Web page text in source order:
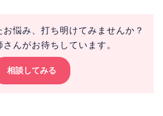
悩み、打ち明けてみませんか？
んがお待ちしています。
相談してみる